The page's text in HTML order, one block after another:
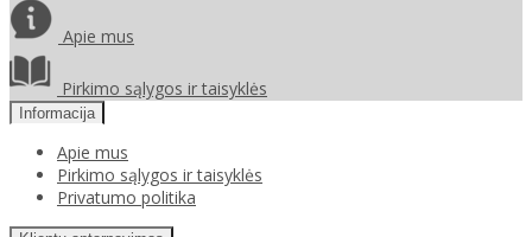
Apie mus
Pirkimo sąlygos ir taisyklės
Informacija
Apie mus
Pirkimo sąlygos ir taisyklės
Privatumo politika